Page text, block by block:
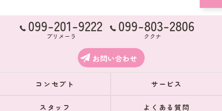
099-201-9222
プリメーラ
099-803-2806
ククナ
お問い合わせ
コンセプト サービス
スタッフ よくある質問